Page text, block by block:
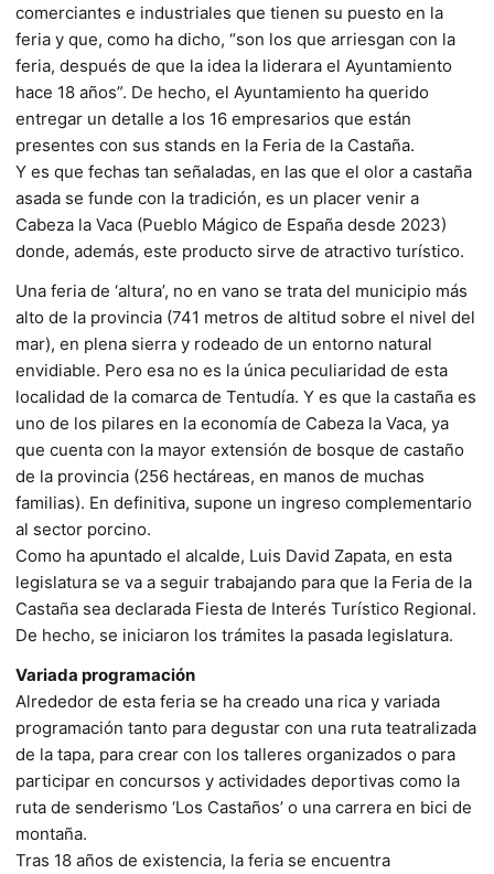
comerciantes e industriales que tienen su puesto en la
feria y que, como ha dicho, “son los que arriesgan con la
feria, después de que la idea la liderara el Ayuntamiento
hace 18 años”. De hecho, el Ayuntamiento ha querido
entregar un detalle a los 16 empresarios que están
presentes con sus stands en la Feria de la Castaña.
Y es que fechas tan señaladas, en las que el olor a castaña
asada se funde con la tradición, es un placer venir a
Cabeza la Vaca (Pueblo Mágico de España desde 2023)
donde, además, este producto sirve de atractivo turístico.
Una feria de ‘altura’, no en vano se trata del municipio más
alto de la provincia (741 metros de altitud sobre el nivel del
mar), en plena sierra y rodeado de un entorno natural
envidiable. Pero esa no es la única peculiaridad de esta
localidad de la comarca de Tentudía. Y es que la castaña es
uno de los pilares en la economía de Cabeza la Vaca, ya
que cuenta con la mayor extensión de bosque de castaño
de la provincia (256 hectáreas, en manos de muchas
familias). En definitiva, supone un ingreso complementario
al sector porcino.
Como ha apuntado el alcalde, Luis David Zapata, en esta
legislatura se va a seguir trabajando para que la Feria de la
Castaña sea declarada Fiesta de Interés Turístico Regional.
De hecho, se iniciaron los trámites la pasada legislatura.
Variada programación
Alrededor de esta feria se ha creado una rica y variada
programación tanto para degustar con una ruta teatralizada
de la tapa, para crear con los talleres organizados o para
participar en concursos y actividades deportivas como la
ruta de senderismo ‘Los Castaños’ o una carrera en bici de
montaña.
Tras 18 años de existencia, la feria se encuentra